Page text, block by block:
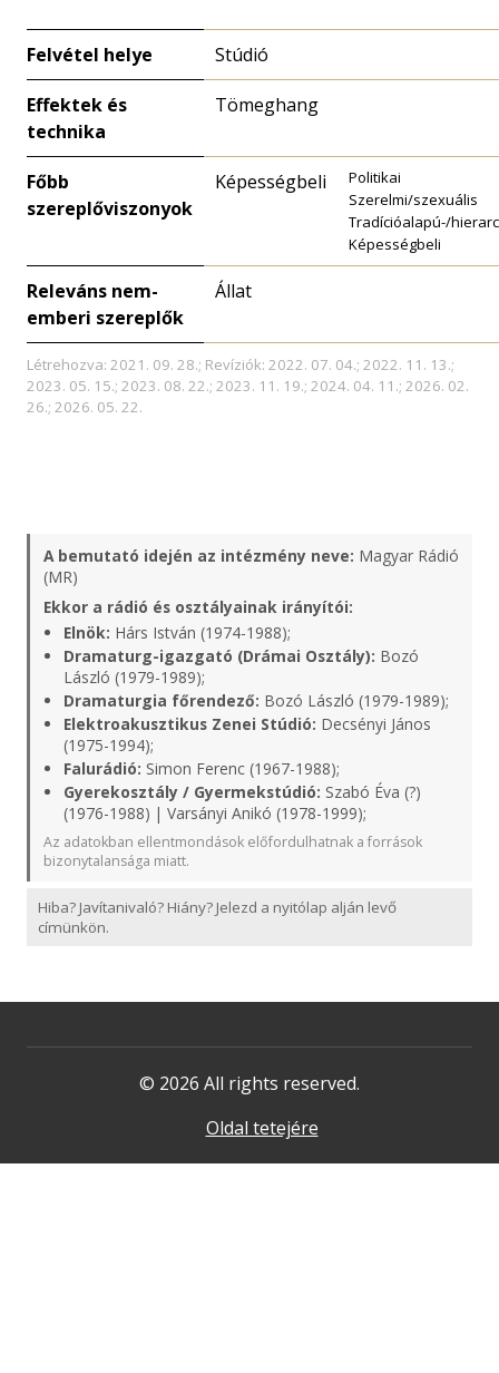
Felvétel helye Stúdió
Effektek és
technika
Tömeghang
Főbb
szereplőviszonyok
Képességbeli
Politikai
Szerelmi/szexuális
Tradícióalapú-/
Képességbeli
Releváns nem-
emberi szereplők
Állat
Létrehozva: 2021. 09. 28.; Revíziók: 2022. 07. 04.; 2022. 11. 13.;
2023. 05. 15.; 2023. 08. 22.; 2023. 11. 19.; 2024. 04. 11.; 2026. 02.
26.; 2026. 05. 22.
A bemutató idején az intézmény neve: Magyar Rádió
(MR)
Ekkor a rádió és osztályainak irányítói:
Elnök: Hárs István (1974-1988);
Dramaturg-igazgató (Drámai Osztály): Bozó
László (1979-1989);
Dramaturgia főrendező: Bozó László (1979-1989);
Elektroakusztikus Zenei Stúdió: Decsényi János
(1975-1994);
Falurádió: Simon Ferenc (1967-1988);
Gyerekosztály / Gyermekstúdió: Szabó Éva (?)
(1976-1988) | Varsányi Anikó (1978-1999);
Az adatokban ellentmondások előfordulhatnak a források
bizonytalansága miatt.
Hiba? Javítanivaló? Hiány? Jelezd a nyitólap alján levő
címünkön.
© 2026 All rights reserved.
Oldal tetejére